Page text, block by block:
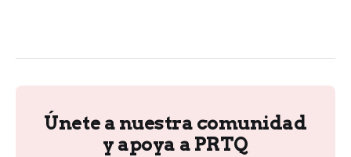
Únete a nuestra comunidad
y apoya a PRTQ